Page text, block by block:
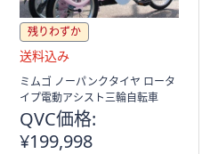
残りわずか
送
料
み
ミムゴ ノーパンクタイヤ ロータ
イプ電動アシスト三輪自転車
QVC価格:
¥199,998